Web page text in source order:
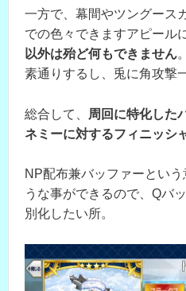
一方で、幕間やツングース
での色々できますアピール
以外は殆ど何もできません
素通りするし、兎に角攻撃
総合して、
周回に特化した
ネミーに対するフィニッシ
NP配布兼バッファーとい
うな事ができるので、Qバ
別化したい所。